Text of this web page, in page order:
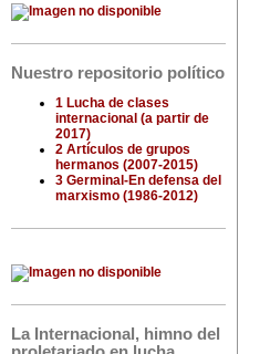
Nuestro repositorio político
1 Lucha de clases
internacional (a partir de
2017)
2 Artículos de grupos
hermanos (2007-2015)
3 Germinal-En defensa del
marxismo (1986-2012)
La Internacional, himno del